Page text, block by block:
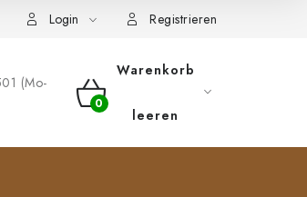
Login Registrieren
(Mo-
WARENKORB
Warenkorb
leeren